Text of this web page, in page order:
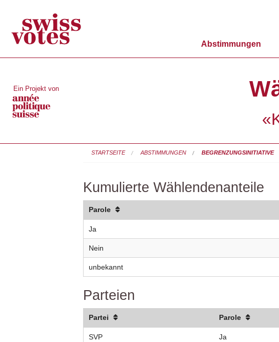
Abstimmungen
Ein Projekt von
STARTSEITE ABSTIMMUNGEN BEGRENZUNGSINITIATIVE
Kumulierte Wählendenanteile
Parole
Ja
Nein
unbekannt
Parteien
Partei Parole
SVP Ja